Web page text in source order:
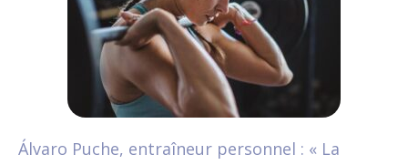
Álvaro Puche, entraîneur personnel : « La